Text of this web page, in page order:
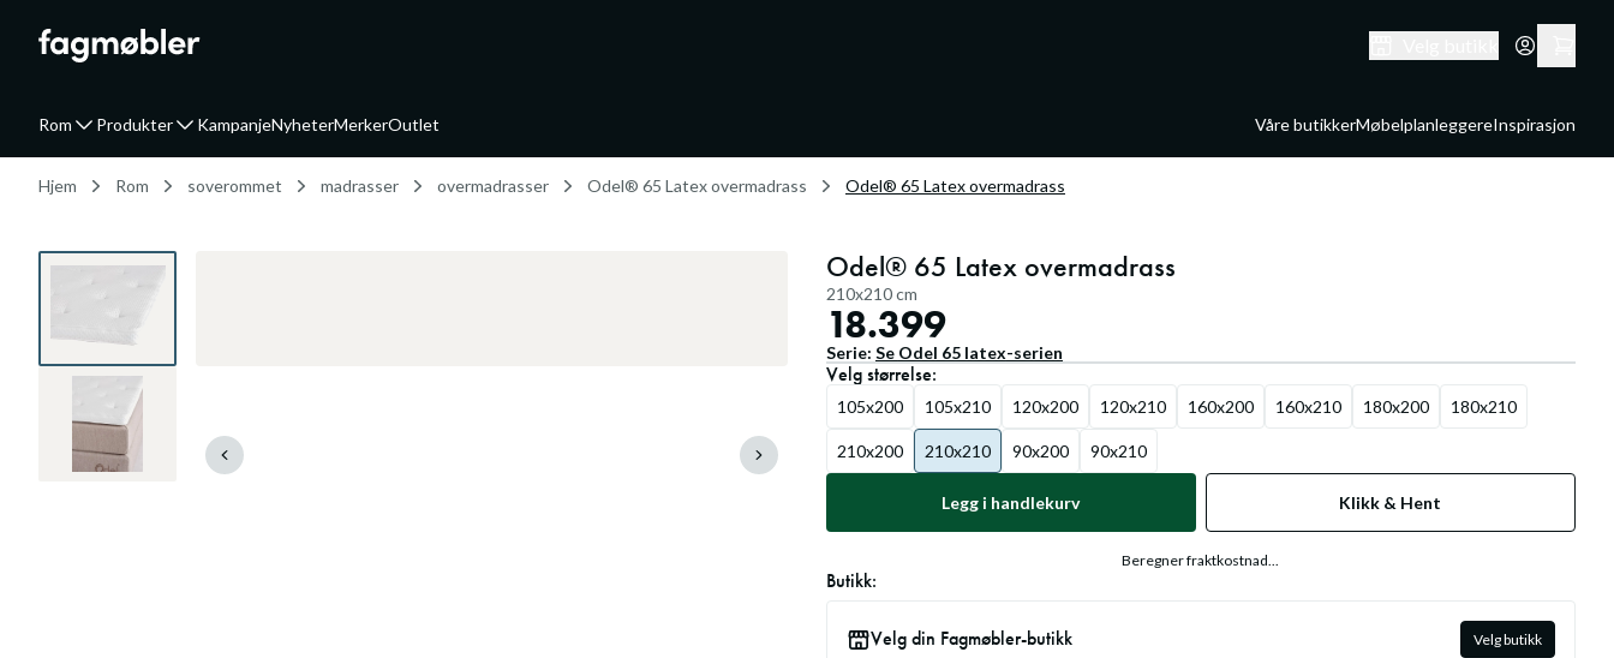
Rom Produkter KampanjeNyheterMerkerOutlet Våre butikkerMøbelplanleggereInspirasjon
Hjem Rom soverommet madrasser overmadrasser Odel® 65 Latex overmadrass Odel® 65 Latex overmadrass
Odel® 65 Latex overmadrass
210x210 cm
18.399
Serie: Se Odel 65 latex-serien
Velgstørrelse:
105x200 105x210 120x200 120x210 160x200 160x210 180x200 180x210
210x200 210x210 90x200 90x210
Legg i handlekurv Klikk & Hent
Beregner fraktkostnad...
Butikk:
Velg din Fagmøbler-butikk Velg butikk